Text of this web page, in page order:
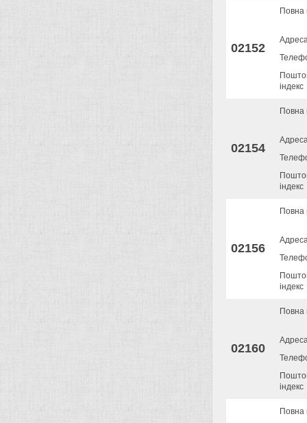
02152
Повна
індекс
02154
Повна
індекс
02156
Повна
індекс
02160
Повна
індекс
Повна